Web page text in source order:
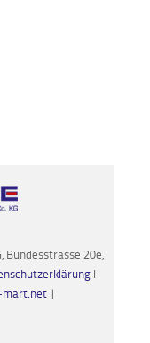
Bundesstrasse 20e,
I
|